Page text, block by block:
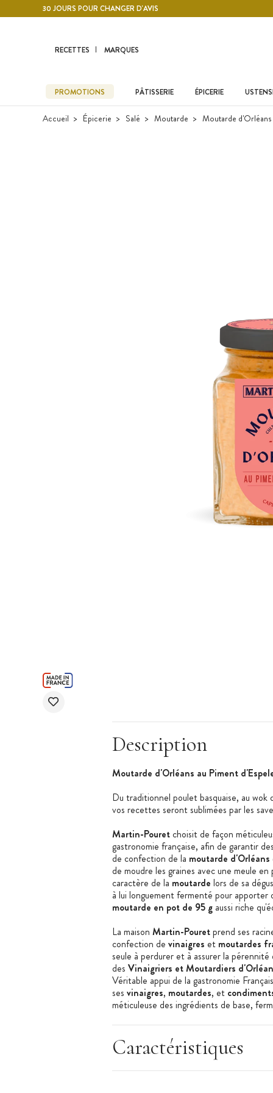
Contenu principal30 JOURS POUR CHANGER D'AVIS
RECETTES MARQUES
PROMOTIONS PÂTISSERIE ÉPICERIE
Accueil Épicerie Salé Moutarde Moutarde d'Orléans
Description
Moutarde d'Orléans au Piment
Du traditionnel poulet basquaise, au
vos recettes seront sublimées par les
Martin-Pouretchoisit de façon
gastronomie française, afin de garantir
de confection de la moutarde d'Orléans
de moudre les graines avec une meule
caractère de la moutarde lors de sa
à lui longuement fermenté pour
moutarde en pot de 95 gaussi riche
La maison Martin-Pouretprend ses
confection de vinaigres et moutardes
seule à perdurer et à assurer la
des Vinaigriers et Moutardiers
Véritable appui de la gastronomie
ses vinaigres, moutardes, et
méticuleuse des ingrédients de base,
saveurs riches et gourmandes qui
Les + produit:
Caractéristiques